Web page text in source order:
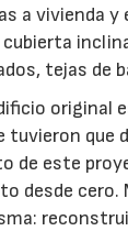
a vivienda
cubierta
tejas de
original
tuvieron que
de este
desde cero.